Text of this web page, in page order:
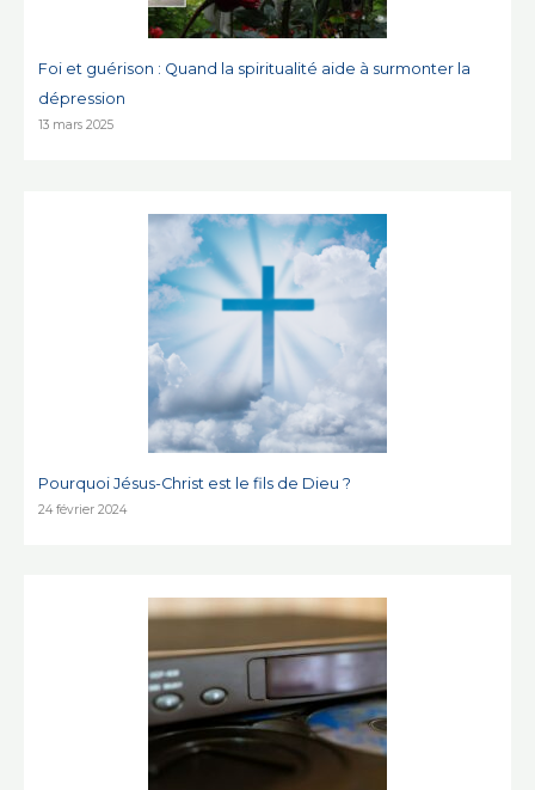
Foi et guérison : Quand la spiritualité aide à surmonter la
dépression
13 mars 2025
Pourquoi Jésus-Christ est le fils de Dieu ?
24 février 2024